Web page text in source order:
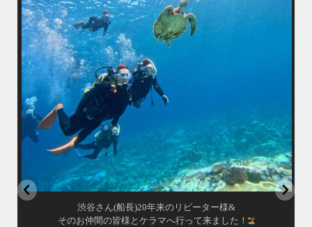
・
あっという間の一日でした！
また一緒に潜りましょう
ありがとうございました
＊＊＊
アイランドメッセージは北谷町の浜川漁港を拠点に、中部発着の国立公
園指定の慶良間諸島(#ケラマ)の日帰り#ダイビング・#スノーケリング
ツアーを開催しているマリンショップです
女性インストラスターも常勤です
10月 17
渋谷さん(船長)20年来のリピーター様&
そのお仲間の皆様とケラマへ行って来ました！